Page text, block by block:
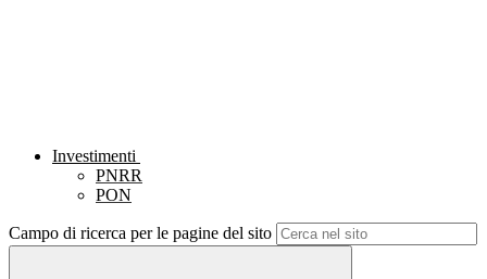
Investimenti
PNRR
PON
Campo di ricerca per le pagine del sito